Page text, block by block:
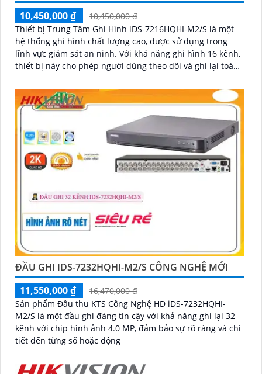
10,450,000 ₫
10,450,000 ₫
Thiết bị Trung Tâm Ghi Hình iDS-7216HQHI-M2/S là một
hệ thống ghi hình chất lượng cao, được sử dụng trong
lĩnh vực giám sát an ninh. Với khả năng ghi hình 16 kênh,
thiết bị này cho phép người dùng theo dõi và ghi lại toàn
ĐẦU GHI IDS-7232HQHI-M2/S CÔNG NGHỆ MỚI
11,550,000 ₫
16,470,000 ₫
Sản phẩm Đầu thu KTS Công Nghệ HD iDS-7232HQHI-
M2/S là một đầu ghi đáng tin cậy với khả năng ghi lại 32
kênh với chip hình ảnh 4.0 MP, đảm bảo sự rõ ràng và chi
tiết đến từng số hoặc động